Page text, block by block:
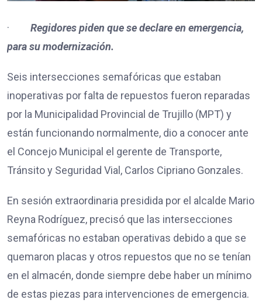
· Regidores piden que se declare en emergencia,
para su modernización.
Seis intersecciones semafóricas que estaban
inoperativas por falta de repuestos fueron reparadas
por la Municipalidad Provincial de Trujillo (MPT) y
están funcionando normalmente, dio a conocer ante
el Concejo Municipal el gerente de Transporte,
Tránsito y Seguridad Vial, Carlos Cipriano Gonzales.
En sesión extraordinaria presidida por el alcalde Mario
Reyna Rodríguez, precisó que las intersecciones
semafóricas no estaban operativas debido a que se
quemaron placas y otros repuestos que no se tenían
en el almacén, donde siempre debe haber un mínimo
de estas piezas para intervenciones de emergencia.